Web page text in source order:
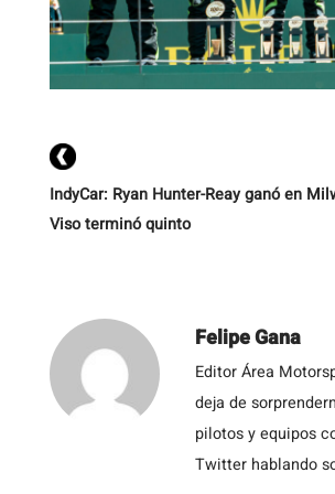
IndyCar: Ryan Hunter-Reay ganó en
Viso terminó quinto
Felipe Gana
Editor Área
deja de
pilotos y equipos
Twitter hablando